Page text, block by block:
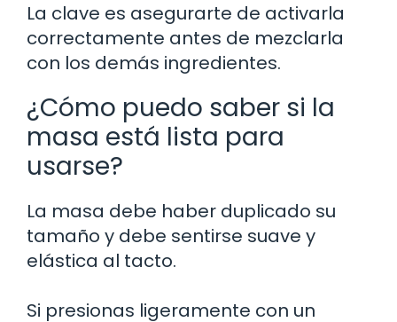
La clave es asegurarte de activarla
correctamente antes de mezclarla
con los demás ingredientes.
¿Cómo puedo saber si la
masa está lista para
usarse?
La masa debe haber duplicado su
tamaño y debe sentirse suave y
elástica al tacto.
Si presionas ligeramente con un